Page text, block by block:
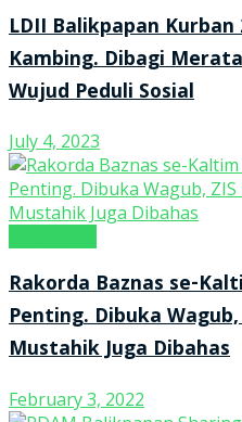
LDII Balikpapan Kurban
Kambing. Dibagi
Wujud Peduli Sosial
July 4, 2023
Rakorda Baznas se-
Penting. Dibuka
Mustahik Juga Dibahas
February 3, 2022